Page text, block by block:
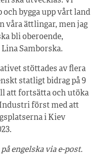
bygga upp vårt land
våra ättlingar, men jag
bli oberoende,
Samborska.
stöttades av flera
statligt bidrag på 9
att fortsätta och utöka
först med att
i Kiev
engelska via e-post.